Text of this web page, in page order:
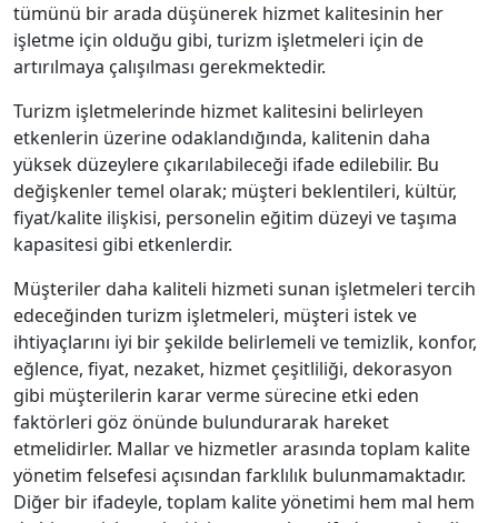
tümünü bir arada düşünerek hizmet kalitesinin her
işletme için olduğu gibi, turizm işletmeleri için de
artırılmaya çalışılması gerekmektedir.
Turizm işletmelerinde hizmet kalitesini belirleyen
etkenlerin üzerine odaklandığında, kalitenin daha
yüksek düzeylere çıkarılabileceği ifade edilebilir. Bu
değişkenler temel olarak; müşteri beklentileri, kültür,
fiyat/kalite ilişkisi, personelin eğitim düzeyi ve taşıma
kapasitesi gibi etkenlerdir.
Müşteriler daha kaliteli hizmeti sunan işletmeleri tercih
edeceğinden turizm işletmeleri, müşteri istek ve
ihtiyaçlarını iyi bir şekilde belirlemeli ve temizlik, konfor,
eğlence, fiyat, nezaket, hizmet çeşitliliği, dekorasyon
gibi müşterilerin karar verme sürecine etki eden
faktörleri göz önünde bulundurarak hareket
etmelidirler. Mallar ve hizmetler arasında toplam kalite
yönetim felsefesi açısından farklılık bulunmamaktadır.
Diğer bir ifadeyle, toplam kalite yönetimi hem mal hem